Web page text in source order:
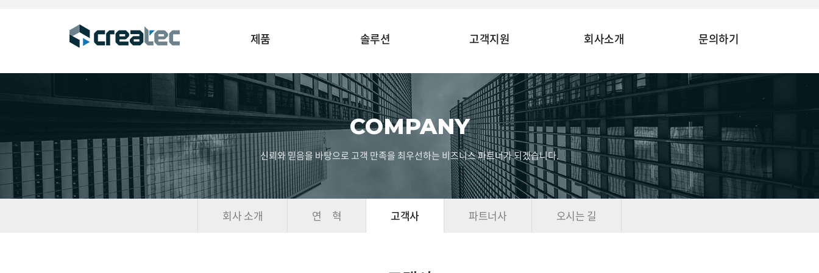
제품 솔루션 고객지원 회사소개 문의하기
COMPANY
신뢰와 믿음을 바탕으로 고객 만족을 최우선하는 비즈니스 파트너가 되겠습니다.
회사 소개 연 혁 고객사 파트너사 오시는 길